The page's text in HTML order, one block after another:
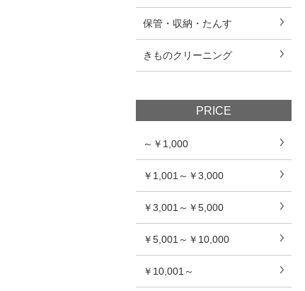
保管・収納・たんす
きものクリーニング
PRICE
～￥1,000
￥1,001～￥3,000
￥3,001～￥5,000
￥5,001～￥10,000
￥10,001～